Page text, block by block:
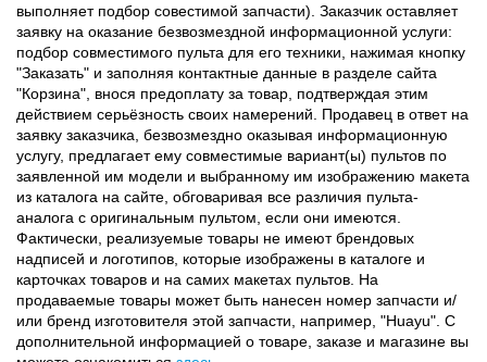
выполняет подбор совестимой запчасти). Заказчик оставляет
заявку на оказание безвозмездной информационной услуги:
подбор совместимого пульта для его техники, нажимая кнопку
"Заказать" и заполняя контактные данные в разделе сайта
"Корзина", внося предоплату за товар, подтверждая этим
действием серьёзность своих намерений. Продавец в ответ на
заявку заказчика, безвозмездно оказывая информационную
услугу, предлагает ему совместимые вариант(ы) пультов по
заявленной им модели и выбранному им изображению макета
из каталога на сайте, обговаривая все различия пульта-
аналога с оригинальным пультом, если они имеются.
Фактически, реализуемые товары не имеют брендовых
надписей и логотипов, которые изображены в каталоге и
карточках товаров и на самих макетах пультов. На
продаваемые товары может быть нанесен номер запчасти и/
или бренд изготовителя этой запчасти, например, "Huayu". С
дополнительной информацией о товаре, заказе и магазине вы